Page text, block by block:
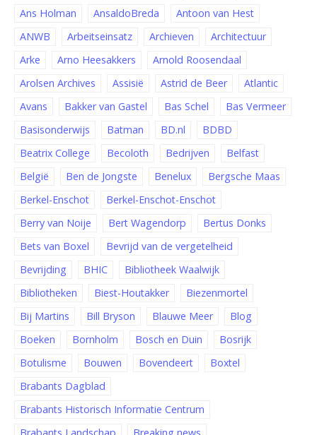
Ans Holman
AnsaldoBreda
Antoon van Hest
ANWB
Arbeitseinsatz Archieven
Architectuur
Arke
Arno Heesakkers
Arnold Roosendaal
Arolsen Archives
Assisië Astrid de Beer
Atlantic
Avans
Bakker van Gastel Bas Schel
Bas Vermeer
Basisonderwijs
Batman BD.nl
BDBD
Beatrix College
Becoloth Bedrijven
Belfast
België
Ben de Jongste Benelux
Bergsche Maas
Berkel-Enschot
Berkel-Enschot-Enschot
Berry van Noije
Bert Wagendorp
Bertus Donks
Bets van Boxel
Bevrijd van de vergetelheid
Bevrijding
BHIC
Bibliotheek Waalwijk
Bibliotheken
Biest-Houtakker
Biezenmortel
Bij Martins
Bill Bryson Blauwe Meer
Blog
Boeken
Bornholm Bosch en Duin
Bosrijk
Botulisme
Bouwen Bovendeert
Boxtel
Brabants Dagblad
Brabants Historisch Informatie Centrum